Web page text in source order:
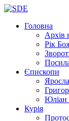
Головна
Архів
Рік
Єпископи
Юліан
Курія